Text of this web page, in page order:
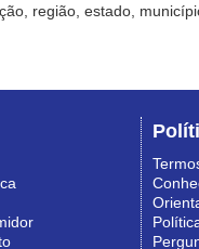
região, estado,